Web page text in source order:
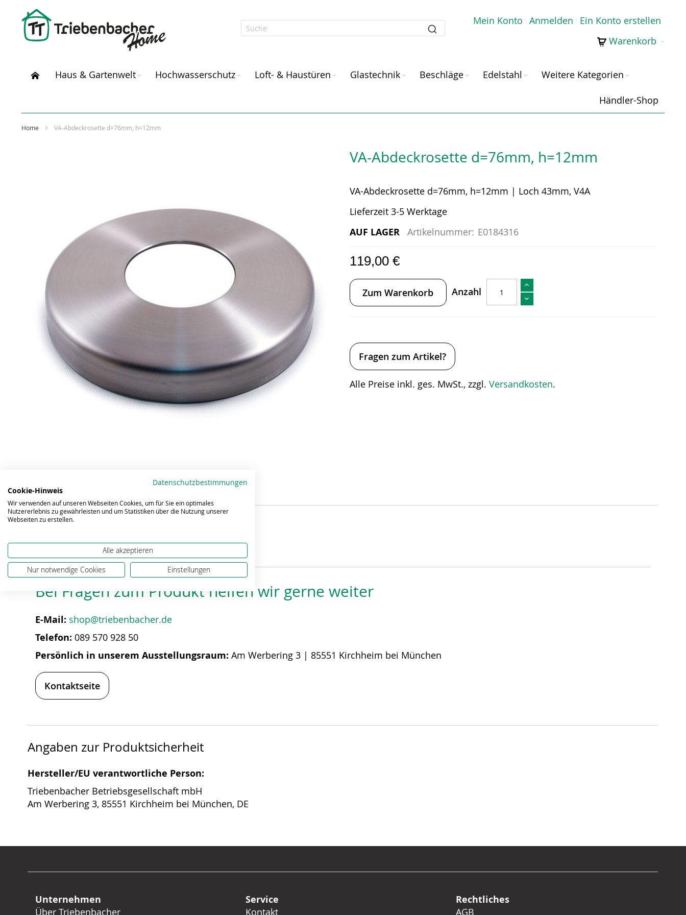
Direkt
zum
Mein Konto Anmelden
Ein Konto erstellen
Warenkorb
Haus & Gartenwelt Hochwasserschutz Loft- & Haustüren Glastechnik Beschläge Edelstahl Weitere Kategorien
Händler-Shop
Home VA-Abdeckrosette d=76mm, h=12mm
Bildergalerie
springen
VA-Abdeckrosette d=76mm, h=12mm
VA-Abdeckrosette d=76mm, h=12mm | Loch 43mm, V4A
Lieferzeit 3-5 Werktage
AUF LAGER Artikelnummer: E0184316
119,00 €
Anzahl
Zum Warenkorb
Fragen zum Artikel?
Alle Preise inkl. ges. MwSt., zzgl. Versandkosten.
Eigenschaften
Bei Fragen zum Produkt helfen wir gerne weiter
E-Mail: shop@triebenbacher.de
Telefon:089 570 928 50
Persönlich in unserem Ausstellungsraum:Am Werbering 3 | 85551 Kirchheim bei München
Kontaktseite
Angaben zur Produktsicherheit
Hersteller/EU verantwortliche Person:
Triebenbacher Betriebsgesellschaft mbH
Am Werbering 3, 85551 Kirchheim bei München, DE
Unternehmen
Über Triebenbacher
Service
Kontakt
Rechtliches
AGB
Datenschutzbestimmungen
Cookie-Hinweis
Wir verwenden auf unseren Webseiten Cookies, um für Sie ein optimales
Nutzererlebnis zu gewährleisten und um Statistiken über die Nutzung unserer
Webseiten zu erstellen.
Alle akzeptieren
Nur notwendige Cookies Einstellungen